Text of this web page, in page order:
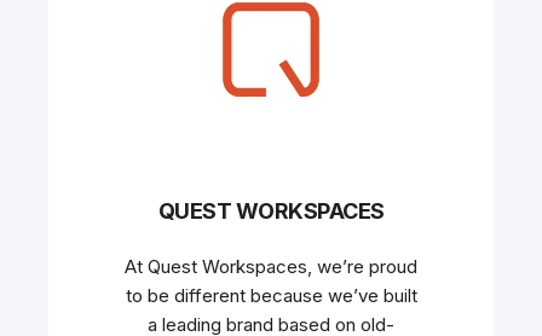
QUEST WORKSPACES
At Quest Workspaces, we’re proud
to be different because we’ve built
a leading brand based on old-